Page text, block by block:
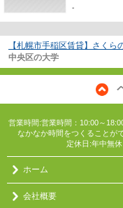
-
【札幌市手稲区賃貸】さくら
中央区の大学
営業時間:営業時間：10:00～
なかなか時間をつくることが
定休日:年中無
ホーム
会社概要